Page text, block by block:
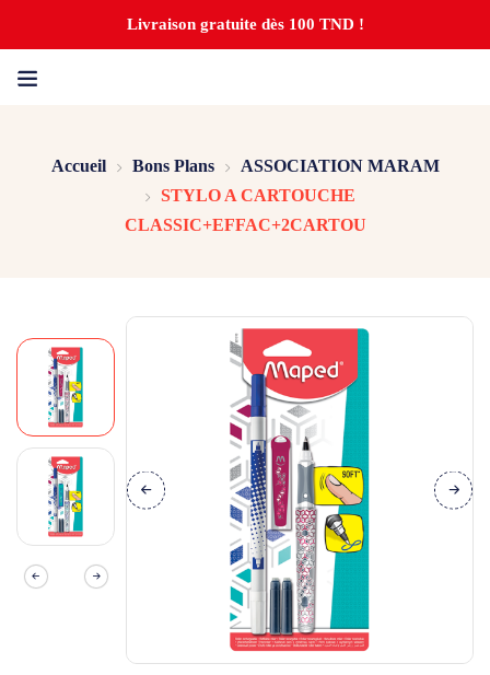
Livraison gratuite dès 100 TND !
Accueil Bons Plans
ASSOCIATION MARAM
STYLO A CARTOUCHE
CLASSIC+EFFAC+2CARTOU